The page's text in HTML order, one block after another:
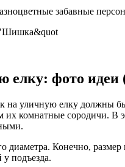
забавные
елку: фото идеи
на уличную елку должны
комнатные сородичи. В
Конечно,
подъезда.